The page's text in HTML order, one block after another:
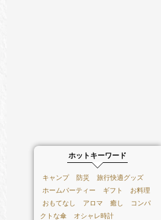
ホットキーワード
キャンプ 防災
旅行快適グッズ
ホームパーティー
ギフト
お料理
おもてなし
アロマ 癒し
コンパ
クトな傘
オシャレ時計